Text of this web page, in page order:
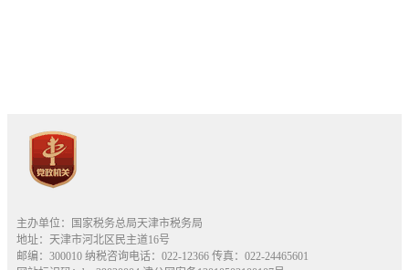
主办单位：国家税务总局天津市税务局
地址：天津市河北区民主道16号
邮编：300010 纳税咨询电话：022-12366 传真：022-24465601